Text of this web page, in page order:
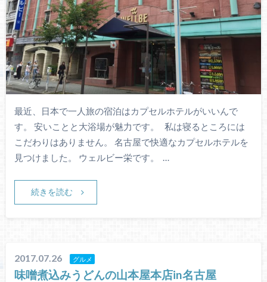
最近、日本で一人旅の宿泊はカプセルホテルがいいんで
す。 安いことと大浴場が魅力です。 私は寝るところには
こだわりはありません。 名古屋で快適なカプセルホテルを
見つけました。 ウェルビー栄です。 …
続きを読む
2017.07.26 グルメ
味噌煮込みうどんの山本屋本店in名古屋